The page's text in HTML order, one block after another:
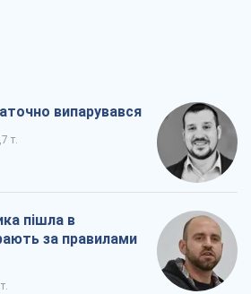
випарувався
т.
пішла в
за правилами